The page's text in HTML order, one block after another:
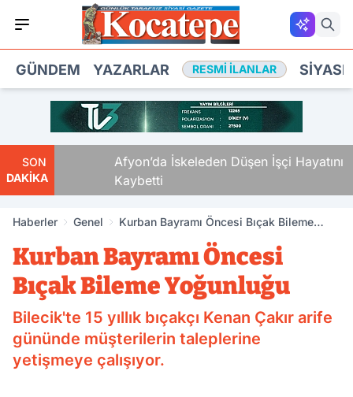
GÜNDEM YAZARLAR RESMI İLANLAR
SON
DAKİKA
Ölü
Afyon’da İskeleden Düşen İşçi Hayatını
Kaybetti
Haberler Genel
Kurban Bayramı Öncesi Bıçak Bileme
Kurban Bayramı Öncesi
Bıçak Bileme Yoğunluğu
Bilecik'te 15 yıllık bıçakçı Kenan Çakır arife
gününde müşterilerin taleplerine
yetişmeye çalışıyor.